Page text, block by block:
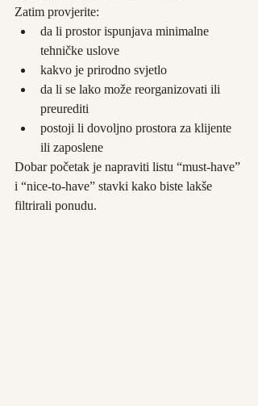
Zatim provjerite:
da li prostor ispunjava minimalne
tehničke uslove
kakvo je prirodno svjetlo
da li se lako može reorganizovati ili
preurediti
postoji li dovoljno prostora za klijente
ili zaposlene
Dobar početak je napraviti listu “must-have”
i “nice-to-have” stavki kako biste lakše
filtrirali ponudu.